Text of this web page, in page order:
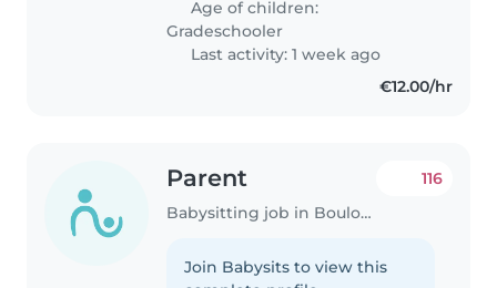
Age of children:
Gradeschooler
Last activity: 1 week ago
€12.00/hr
Parent
Babysitting job in Boulogne-Billancourt
116
Join Babysits to view this